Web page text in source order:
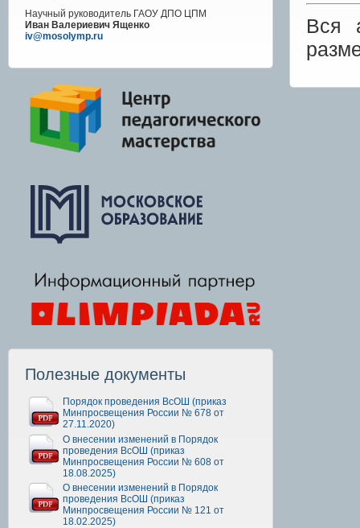
Научный руководитель ГАОУ ДПО ЦПМ
Иван Валериевич Ященко
iv@mosolymp.ru
Полезные документы
Порядок проведения ВсОШ (приказ
Минпросвещения России № 678 от
27.11.2020)
О внесении изменений в Порядок
проведения ВсОШ (приказ
Минпросвещения России № 608 от
18.08.2025)
О внесении изменений в Порядок
проведения ВсОШ (приказ
Минпросвещения России № 121 от
18.02.2025)
Вся